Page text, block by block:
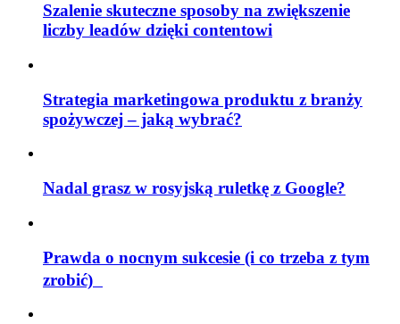
Szalenie skuteczne sposoby na zwiększenie
liczby leadów dzięki contentowi
Strategia marketingowa produktu z branży
spożywczej – jaką wybrać?
Nadal grasz w rosyjską ruletkę z Google?
Prawda o nocnym sukcesie (i co trzeba z tym
zrobić)